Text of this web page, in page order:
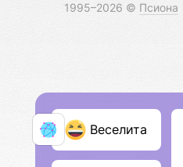
1995–2026 © Псиона
Веселита